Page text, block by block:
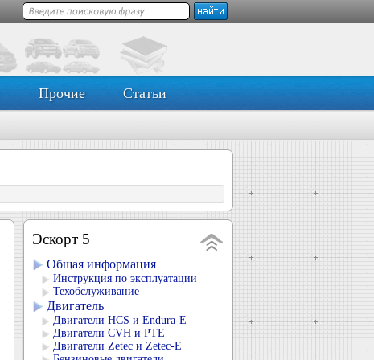
Прочие Статьи
Эскорт 5
Общая информация
Инструкция по эксплуатации
Техобслуживание
Двигатель
Двигатели HCS и Endura-E
Двигатели CVH и РТЕ
Двигатели Zetec и Zetec-E